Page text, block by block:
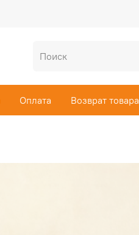
Оплата Возврат товара